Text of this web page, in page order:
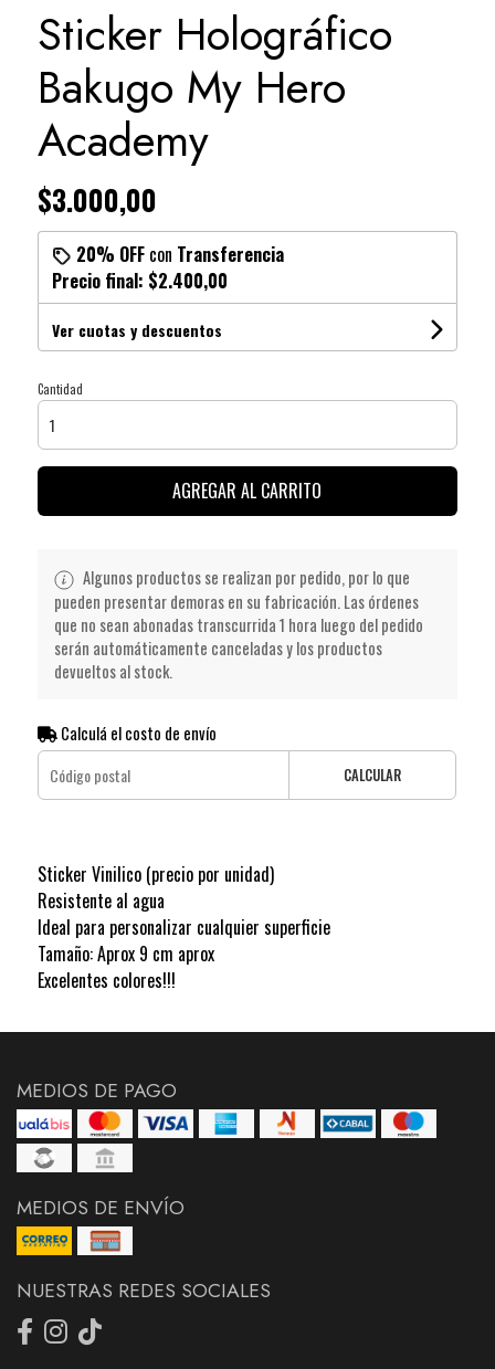
Sticker Holográfico
Bakugo My Hero
Academy
$3.000,00
20% OFFcon Transferencia
Precio final: $2.400,00
Ver cuotas y descuentos
Cantidad
AGREGAR AL CARRITO
Algunos productos se realizan por pedido, por lo que
pueden presentar demoras en su fabricación. Las órdenes
que no sean abonadas transcurrida 1 hora luego del pedido
serán automáticamente canceladas y los productos
devueltos al stock.
Calculá el costo de envío
CALCULAR
Sticker Vinilico (precio por unidad)
Resistente al agua
Ideal para personalizar cualquier superficie
Tamaño: Aprox 9 cm aprox
Excelentes colores!!!
MEDIOS DE PAGO
MEDIOS DE ENVÍO
NUESTRAS REDES SOCIALES